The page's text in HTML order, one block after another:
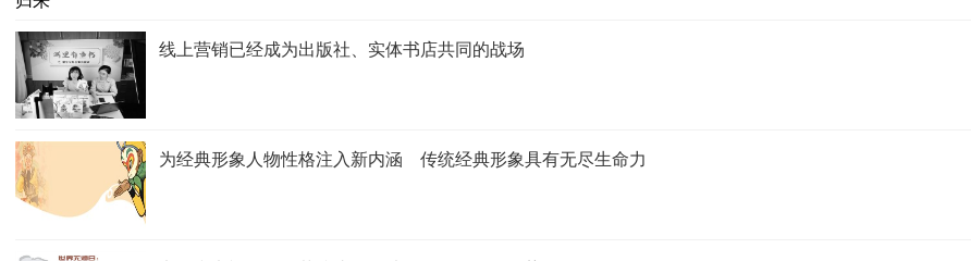
线上营销已经成为出版社、实体书店共同的战场
为经典形象人物性格注入新内涵 传统经典形象具有无尽生命力